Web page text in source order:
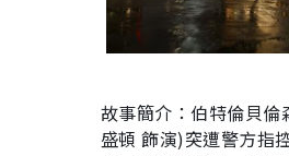
故事簡介：伯特倫貝
盛頓 飾演)突遭警方指